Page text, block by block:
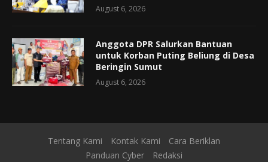
August 6, 2026
Anggota DPR Salurkan Bantuan
untuk Korban Puting Beliung di Desa
Beringin Sumut
August 6, 2026
Tentang Kami Kontak Kami
Cara Beriklan
Panduan Cyber
Redaksi